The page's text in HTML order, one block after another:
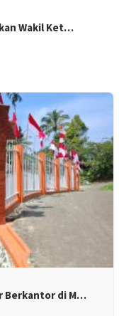
Wakil Ket…
Berkantor di M…